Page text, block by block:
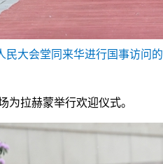
大会堂同来华进行国事访问
为拉赫蒙举行欢迎仪式。